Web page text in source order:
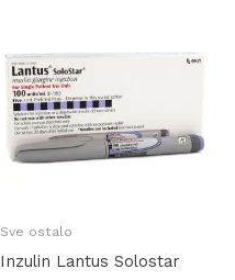
Sve ostalo
Inzulin Lantus Solostar